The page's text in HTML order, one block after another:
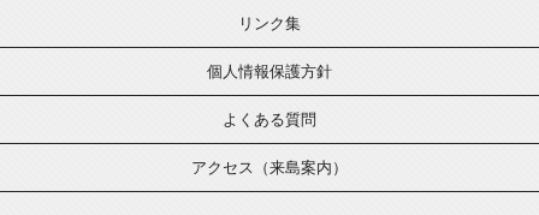
リンク集
個人情報保護方針
よくある質問
アクセス（来島案内）